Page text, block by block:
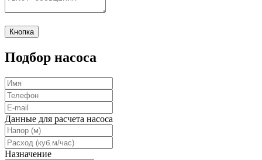
Кнопка
Подбор насоса
Данные для расчета насоса
Назначение